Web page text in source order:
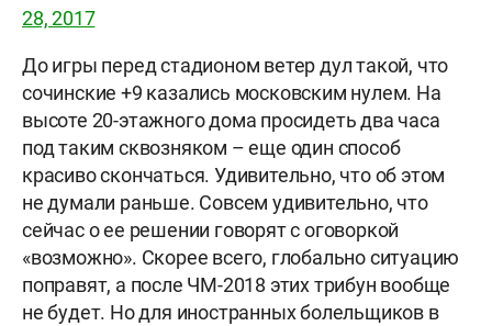
28, 2017
До игры перед стадионом ветер дул такой, что
сочинские +9 казались московским нулем. На
высоте 20-этажного дома просидеть два часа
под таким сквозняком – еще один способ
красиво скончаться. Удивительно, что об этом
не думали раньше. Совсем удивительно, что
сейчас о ее решении говорят с оговоркой
«возможно». Скорее всего, глобально ситуацию
поправят, а после ЧМ-2018 этих трибун вообще
не будет. Но для иностранных болельщиков в